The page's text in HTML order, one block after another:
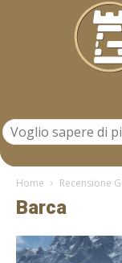
Home Recensione
Barca